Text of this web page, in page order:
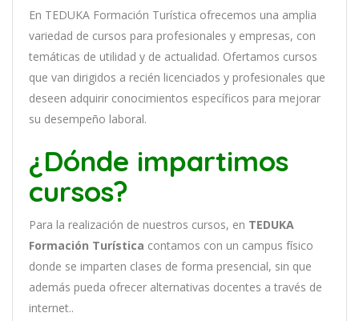
En TEDUKA Formación Turística ofrecemos una amplia
variedad de cursos para profesionales y empresas, con
temáticas de utilidad y de actualidad. Ofertamos cursos
que van dirigidos a recién licenciados y profesionales que
deseen adquirir conocimientos específicos para mejorar
su desempeño laboral.
¿Dónde impartimos
cursos?
Para la realización de nuestros cursos, en TEDUKA
Formación Turística contamos con un campus físico
donde se imparten clases de forma presencial, sin que
además pueda ofrecer alternativas docentes a través de
internet..